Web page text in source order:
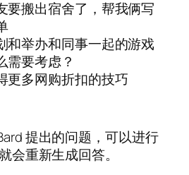
要搬出宿舍了，帮我俩写
和举办和同事一起的游戏
需要考虑？
更多网购折扣的技巧
提出的问题，可以进行
会重新生成回答。